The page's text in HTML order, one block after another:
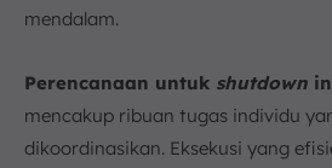
mendalam.
Perencanaan untuk shutdown
mencakup ribuan tugas individu
dikoordinasikan. Eksekusi yang